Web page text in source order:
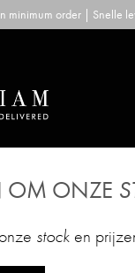
minimum order | Snelle
OM ONZE
stock en